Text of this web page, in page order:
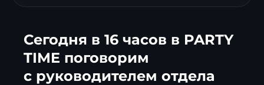
Сегодня в 16 часов в PARTY
TIME поговорим
с руководителем отдела